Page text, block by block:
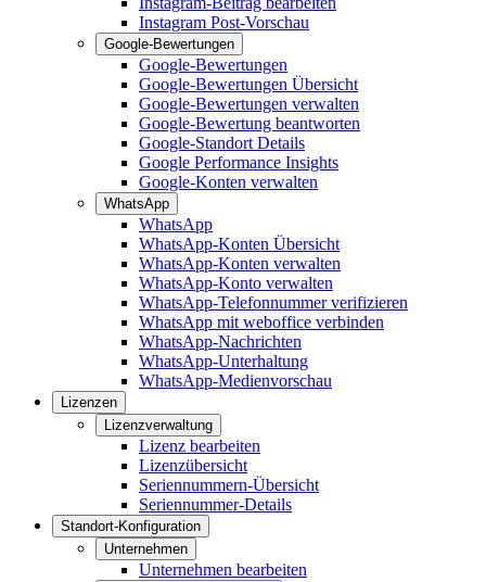
Instagram Post-Vorschau
Google-Bewertungen
Google-Bewertungen
Google-Bewertungen Übersicht
Google-Bewertungen verwalten
Google-Bewertung beantworten
Google-Standort Details
Google Performance Insights
Google-Konten verwalten
WhatsApp
WhatsApp
WhatsApp-Konten Übersicht
WhatsApp-Konten verwalten
WhatsApp-Konto verwalten
WhatsApp-Telefonnummer verifizieren
WhatsApp mit weboffice verbinden
WhatsApp-Nachrichten
WhatsApp-Unterhaltung
WhatsApp-Medienvorschau
Lizenzen
Lizenzverwaltung
Lizenz bearbeiten
Lizenzübersicht
Seriennummern-Übersicht
Seriennummer-Details
Standort-Konfiguration
Unternehmen
Unternehmen bearbeiten